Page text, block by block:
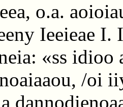
o.a.
Ieeieae I.
«ss idioo
/oi